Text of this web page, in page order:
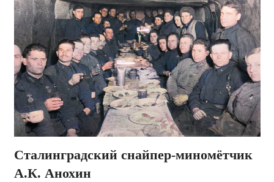
Сталинградский снайпер-миномётчик
А.К. Анохин